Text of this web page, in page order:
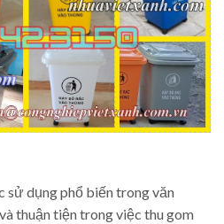
sử dụng phổ biến trong văn
thuận tiện trong việc thu gom